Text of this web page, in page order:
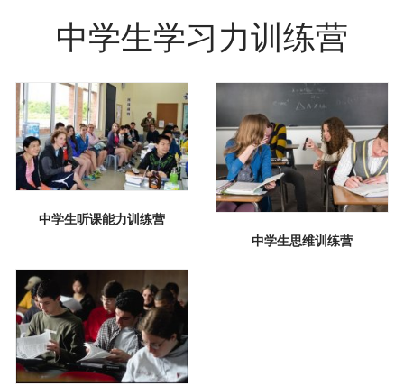
中学生学习力训练营
中学生听课能力训练营
中学生思维训练营